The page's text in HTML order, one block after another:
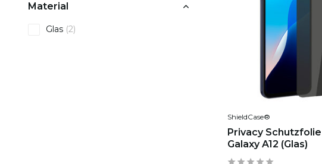
Material
Glas (2)
ShieldCase®
Privacy
Galaxy A12 (Glas)